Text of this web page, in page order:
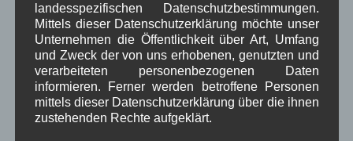
Oktober 2025(8)
September 2025(5)
August 2025(2)
Juli 2025(9)
Juni 2025(7)
Mai 2025(3)
April 2025 (8)
März 2025(5)
landesspezifischen Datenschutzbestimmungen.
Mittels dieser Datenschutzerklärung möchte unser
Unternehmen die Öffentlichkeit über Art, Umfang
und Zweck der von uns erhobenen, genutzten und
verarbeiteten personenbezogenen Daten
informieren. Ferner werden betroffene Personen
mittels dieser Datenschutzerklärung über die ihnen
zustehenden Rechte aufgeklärt.